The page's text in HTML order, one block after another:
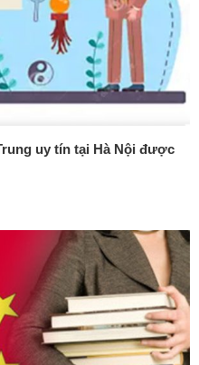
uy tín tại Hà Nội được